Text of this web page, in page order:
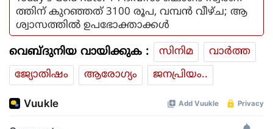
ത്തിന് കുറഞ്ഞത് 3100 രൂപ, വമ്പൻ വീഴ്ച; ആ
ശ്വാസത്തിൽ ഉപഭോക്താക്കൾ
വെബ്ദുനിയ വായിക്കുക : സിനിമ
വാര്‍ത്ത
ജ്യോതിഷം
ആരോഗ്യം ജനപ്രിയം..